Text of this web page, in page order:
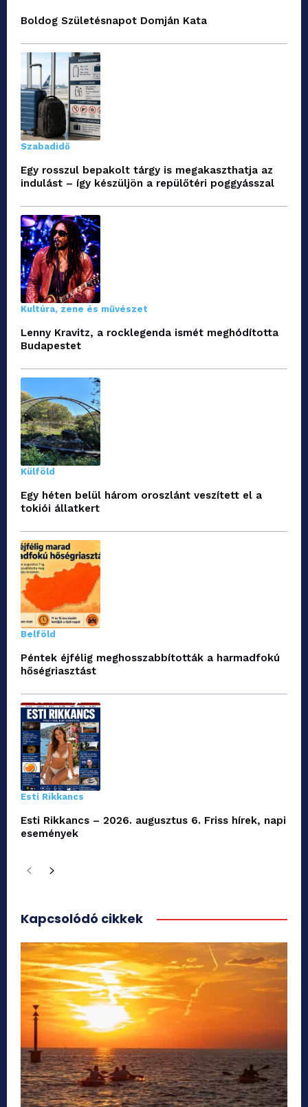
Boldog Születésnapot Domján Kata
Szabadidő
Egy rosszul bepakolt tárgy is megakaszthatja az
indulást – így készüljön a repülőtéri poggyásszal
Kultúra, zene és művészet
Lenny Kravitz, a rocklegenda ismét meghódította
Budapestet
Külföld
Egy héten belül három oroszlánt veszített el a
tokiói állatkert
Belföld
Péntek éjfélig meghosszabbították a harmadfokú
hőségriasztást
Esti Rikkancs
Esti Rikkancs – 2026. augusztus 6. Friss hírek, napi
események
Kapcsolódó cikkek